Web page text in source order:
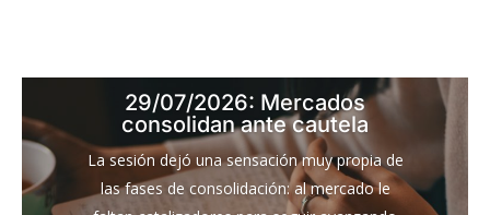
29/07/2026: Mercados
consolidan ante cautela
La sesión dejó una sensación muy propia de
las fases de consolidación: al mercado le